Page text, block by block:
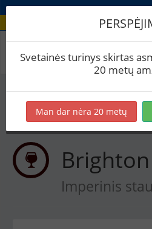
Receptas / Brighton
Virimai (1)
BeerXML
Imperinis
Svetainės turinys skirtas
20 metų
Man dar nėra 20 metų